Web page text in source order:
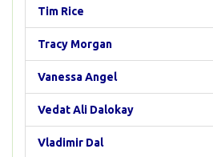
Tim Rice
Tracy Morgan
Vanessa Angel
Vedat Ali Dalokay
Vladimir Dal